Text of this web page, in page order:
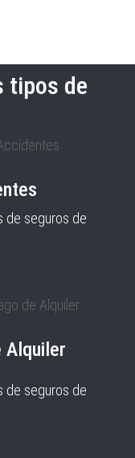
tipos de
de seguros de
Alquiler
de seguros de